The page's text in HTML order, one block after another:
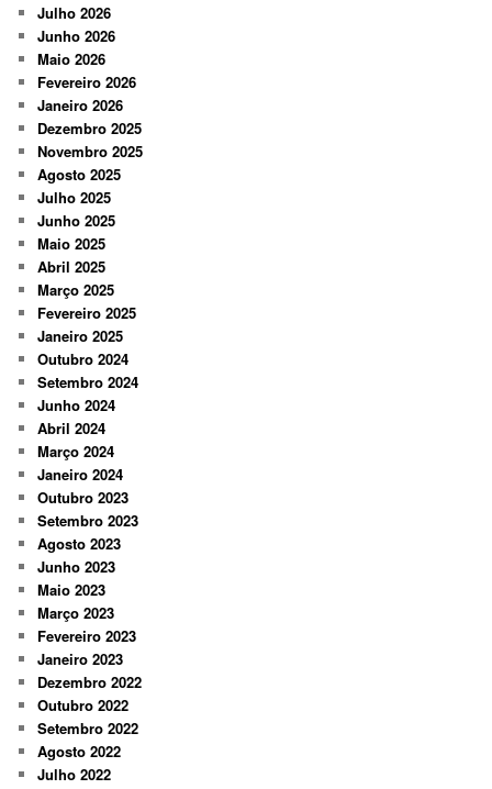
Julho 2026
Junho 2026
Maio 2026
Fevereiro 2026
Janeiro 2026
Dezembro 2025
Novembro 2025
Agosto 2025
Julho 2025
Junho 2025
Maio 2025
Abril 2025
Março 2025
Fevereiro 2025
Janeiro 2025
Outubro 2024
Setembro 2024
Junho 2024
Abril 2024
Março 2024
Janeiro 2024
Outubro 2023
Setembro 2023
Agosto 2023
Junho 2023
Maio 2023
Março 2023
Fevereiro 2023
Janeiro 2023
Dezembro 2022
Outubro 2022
Setembro 2022
Agosto 2022
Julho 2022